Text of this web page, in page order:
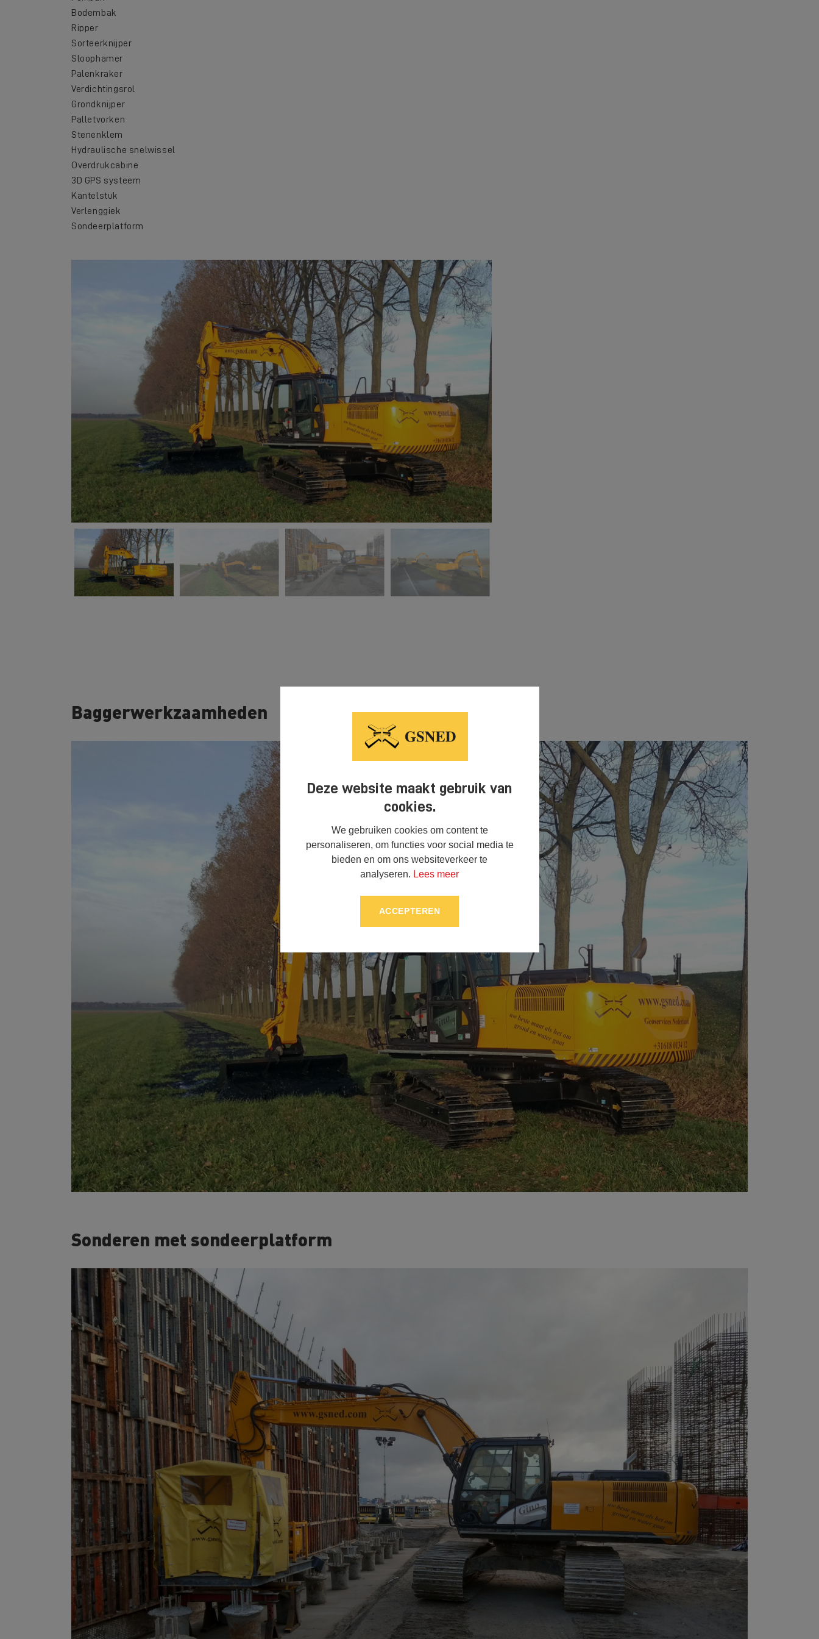
Deze website maakt gebruik van
cookies.
We gebruiken cookies om content te
personaliseren, om functies voor social media te
bieden en om ons websiteverkeer te
analyseren. Lees meer
ACCEPTEREN
Bodembak
Ripper
Sorteerknijper
Sloophamer
Palenkraker
Verdichtingsrol
Grondknijper
Palletvorken
Stenenklem
Hydraulische snelwissel
Overdrukcabine
3D GPS systeem
Kantelstuk
Verlenggiek
Sondeerplatform
Baggerwerkzaamheden
Sonderen met sondeerplatform